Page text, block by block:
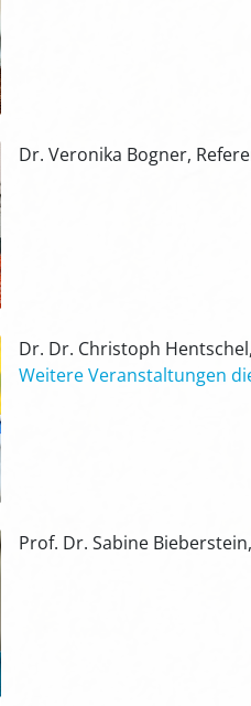
Dr. Veronika Bogner,
Dr. Dr. Christoph
Weitere Veranstaltungen
Prof. Dr. Sabine